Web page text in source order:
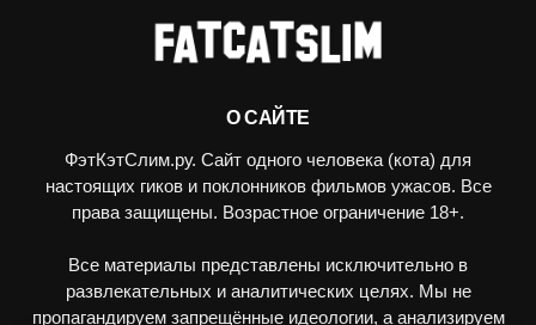
О САЙТЕ
ФэтКэтСлим.ру. Сайт одного человека (кота) для
настоящих гиков и поклонников фильмов ужасов. Все
права защищены. Возрастное ограничение 18+.
Все материалы представлены исключительно в
развлекательных и аналитических целях. Мы не
пропагандируем запрещённые идеологии, а анализируем